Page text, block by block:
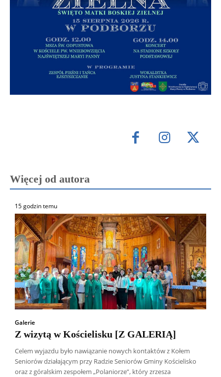
Więcej od autora
15 godzin temu
Galerie
Z wizytą w Kościelisku [Z GALERIĄ]
Celem wyjazdu było nawiązanie nowych kontaktów z Kołem
Seniorów działającym przy Radzie Seniorów Gminy Kościelisko
oraz z góralskim zespołem „Polaniorze”, który zrzesza